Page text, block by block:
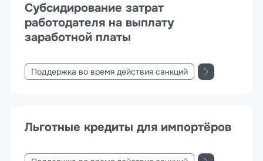
Субсидирование затрат
работодателя на выплату
заработной платы
Поддержка во время действия санкций
Льготные кредиты для импортёров